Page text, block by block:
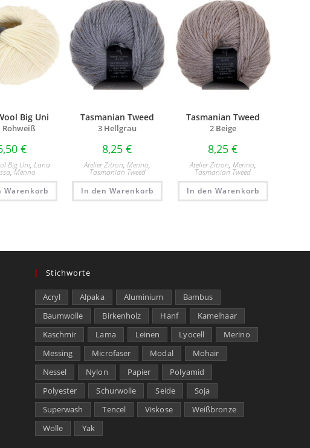
Big Uni
Rohweiß
€
Big Uni,Lana
,Merino
Warenkorb
Tasmanian Tweed
3 Hellgrau
8,25€
Atelier Zitron,Merino,
Tasmanian Tweed
In den Warenkorb
Tasmanian Tweed
2 Beige
8,25 €
Atelier Zitron, Merino,
Tasmanian Tweed
In den Warenkorb
Stichworte
Acryl Alpaka Aluminium
Bambus
Baumwolle
Birkenholz Hanf
Kamelhaar
Kaschmir
Lama Leinen Lyocell
Merino
Messing
Microfaser Modal
Mohair
Nessel
Nylon Papier
Polyamid
Polyester
Schurwolle Seide
Soja
Superwash
Tencel Viskose
Weißbronze
Wolle
Yak